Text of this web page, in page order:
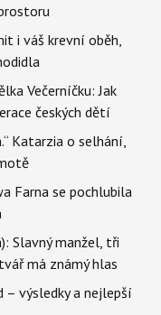
i váš krevní oběh,
Večerníčku: Jak
českých dětí
Katarzia o selhání,
Farna se pochlubila
Slavný manžel, tři
má známý hlas
– výsledky a nejlepší